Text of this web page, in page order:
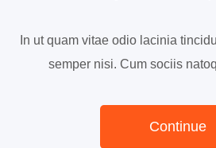
In ut quam vitae odio lacinia
semper nisi. Cum sociis
Continue